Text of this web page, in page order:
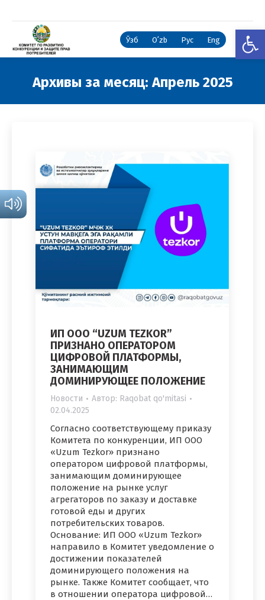
Ўзб Oʻzb Рус Eng
Архивы за месяц:Апрель 2025
ИП ООО “UZUM TEZKOR”
ПРИЗНАНО ОПЕРАТОРОМ
ЦИФРОВОЙ ПЛАТФОРМЫ,
ЗАНИМАЮЩИМ
ДОМИНИРУЮЩЕЕ ПОЛОЖЕНИЕ
Новости Автор: Raqobat qo'mitasi
02.04.2025
Согласно соответствующему приказу
Комитета по конкуренции, ИП ООО
«Uzum Tezkor» признано
оператором цифровой платформы,
занимающим доминирующее
положение на рынке услуг
агрегаторов по заказу и доставке
готовой еды и других
потребительских товаров.
Основание: ИП ООО «Uzum Tezkor»
направило в Комитет уведомление о
достижении показателей
доминирующего положения на
рынке. Также Комитет сообщает, что
в отношении оператора цифровой…